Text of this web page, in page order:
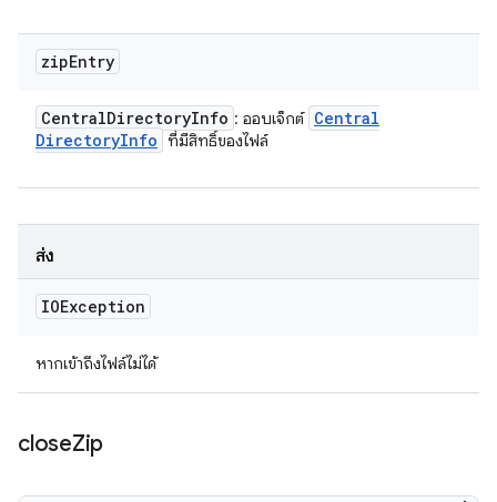
zipEntry
CentralDirectoryInfo : ออบเจ็กต์ Central
DirectoryInfo ที่มีสิทธิ์ของไฟล์
ส่ง
IOException
หากเข้าถึงไฟล์ไม่ได้
closeZip